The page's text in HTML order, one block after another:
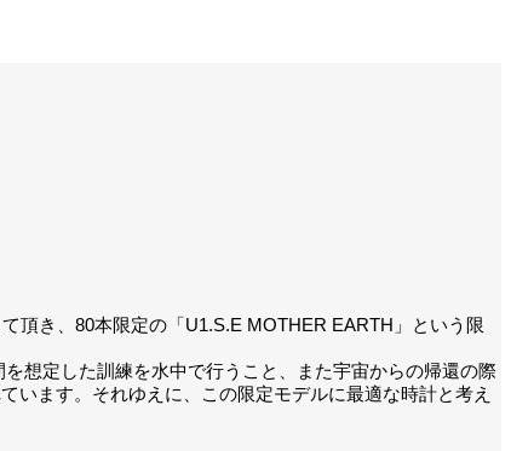
頂き、80本限定の「U1.S.E MOTHER EARTH」という限
想定した訓練を水中で行うこと、また宇宙からの帰還の際
います。それゆえに、この限定モデルに最適な時計と考え